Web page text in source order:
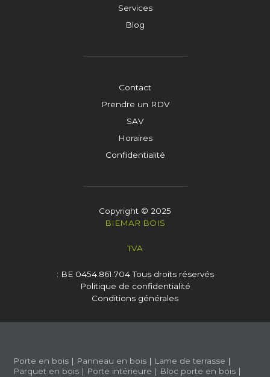
Services
Blog
Contact
Prendre un RDV
SAV
Horaires
Confidentialité
Copyright © 2025
BIEMAR BOIS
TVA
: BE 0454.861.704Tous droits réservés
Politique de confidentialité
Conditions générales
Porte en bois | Panneau en bois | Lame de terrasse |
Parquet en bois | Porte intérieure | Bloc porte en bois |